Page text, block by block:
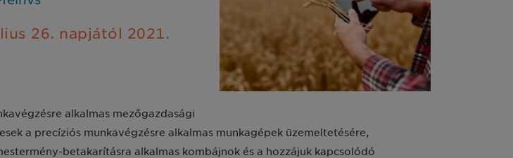
26. napjától 2021.
alkalmas mezőgazdasági
a precíziós munkavégzésre alkalmas munkagépek üzemeltetésére,
betakarításra alkalmas kombájnok és a hozzájuk kapcsolódó